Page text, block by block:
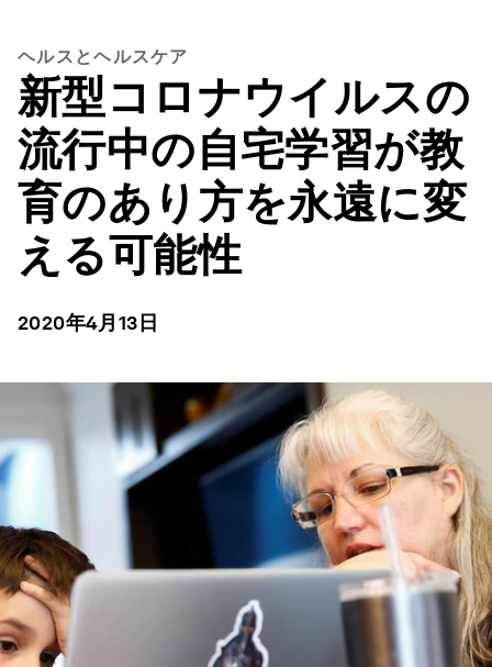
ヘルスとヘルスケア
新型コロナウイルスの
流行中の自宅学習が教
育のあり方を永遠に変
える可能性
2020年4月13日